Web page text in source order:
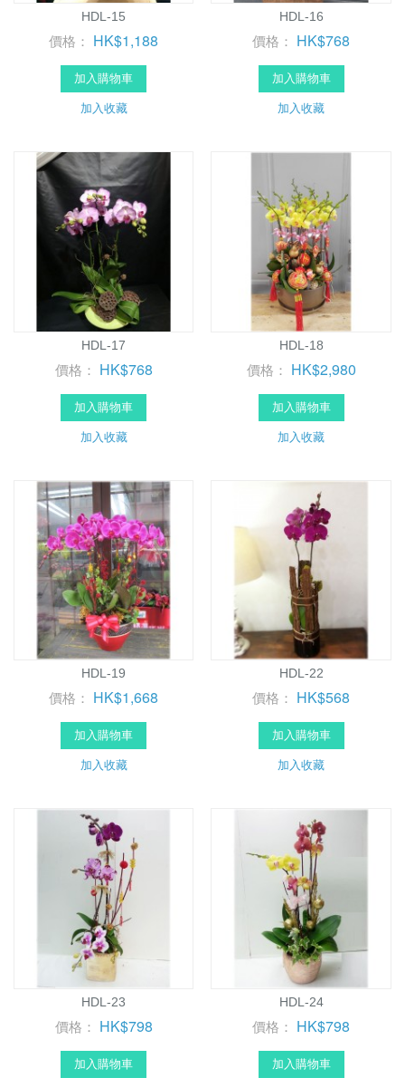
HDL-15
價格： HK$1,188
加入購物車
加入收藏
HDL-16
價格： HK$768
加入購物車
加入收藏
HDL-17
價格： HK$768
加入購物車
加入收藏
HDL-18
價格： HK$2,980
加入購物車
加入收藏
HDL-19
價格： HK$1,668
加入購物車
加入收藏
HDL-22
價格： HK$568
加入購物車
加入收藏
HDL-23
價格： HK$798
加入購物車
HDL-24
價格： HK$798
加入購物車